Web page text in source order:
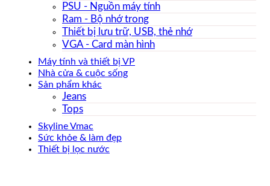
PSU - Nguồn máy tính
Ram - Bộ nhớ trong
Thiết bị lưu trữ, USB, thẻ nhớ
VGA - Card màn hình
Máy tính và thiết bị VP
Nhà cửa & cuộc sống
Sản phẩm khác
Jeans
Tops
Skyline Vmac
Sức khỏe & làm đẹp
Thiết bị lọc nước